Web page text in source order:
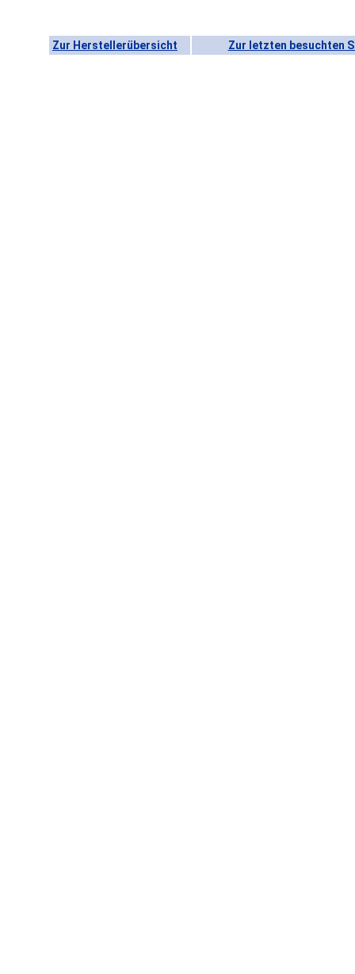
Zur Herstellerübersicht Zur letzten besuchten